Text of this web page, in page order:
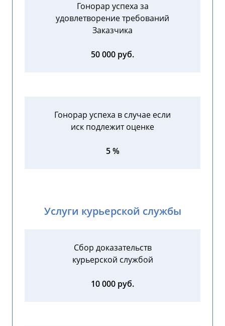
Гонорар успеха за
удовлетворение требований
Заказчика
50 000 руб.
Гонорар успеха в случае если
иск подлежит оценке
5 %
Услуги курьерской службы
Сбор доказательств
курьерской службой
10 000 руб.